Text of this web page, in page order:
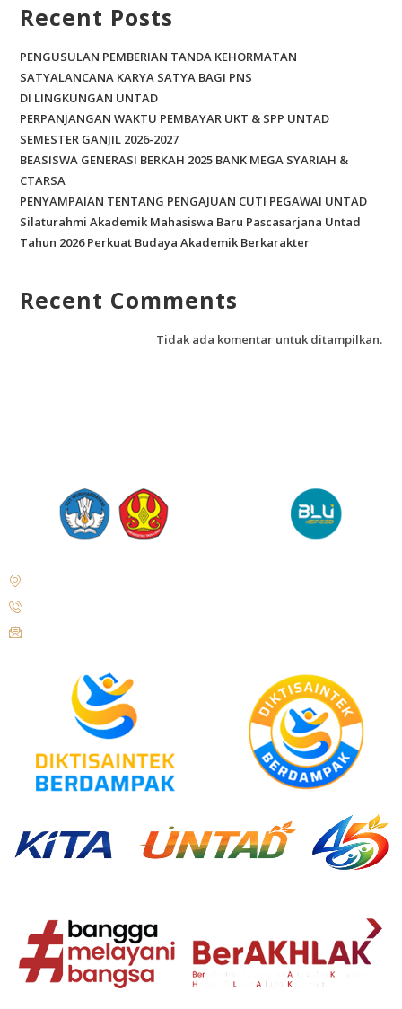
k
Recent Posts
PENGUSULAN PEMBERIAN TANDA KEHORMATAN
SATYALANCANA KARYA SATYA BAGI PNS
DI LINGKUNGAN UNTAD
PERPANJANGAN WAKTU PEMBAYAR UKT & SPP UNTAD
SEMESTER GANJIL 2026-2027
BEASISWA GENERASI BERKAH 2025 BANK MEGA SYARIAH &
CTARSA
PENYAMPAIAN TENTANG PENGAJUAN CUTI PEGAWAI UNTAD
Silaturahmi Akademik Mahasiswa Baru Pascasarjana Untad
Tahun 2026 Perkuat Budaya Akademik Berkarakter
Recent Comments
Tidak ada komentar untuk ditampilkan.